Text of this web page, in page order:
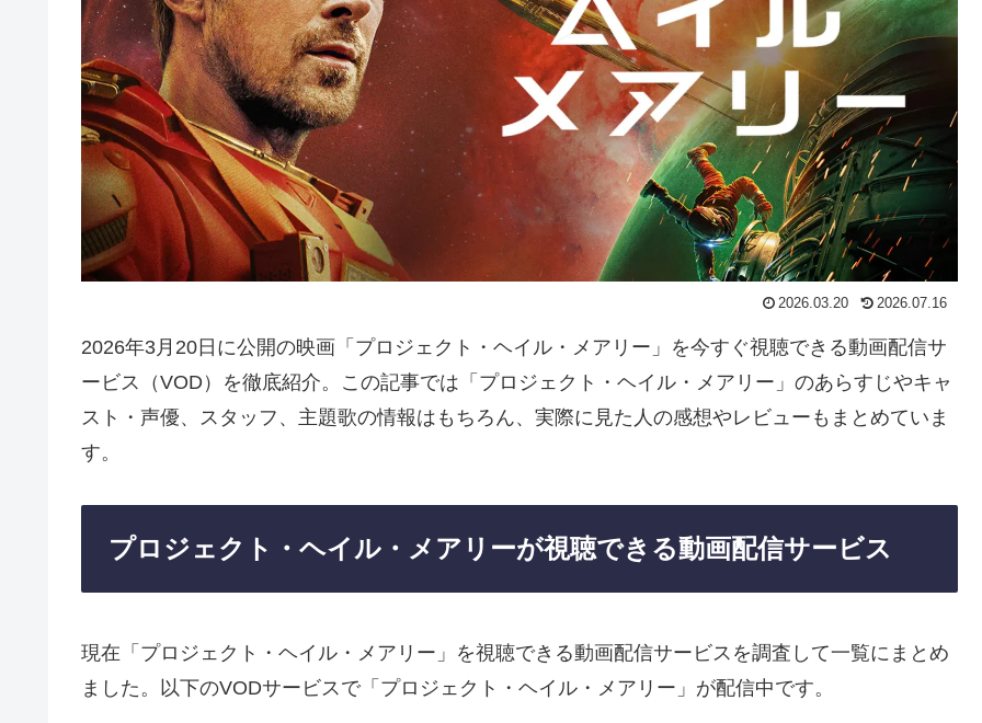
2026.03.20 2026.07.16
2026年3月20日に公開の映画「プロジェクト・ヘイル・メアリー」を今すぐ視聴できる動画配信サ
ービス（VOD）を徹底紹介。この記事では「プロジェクト・ヘイル・メアリー」のあらすじやキャ
スト・声優、スタッフ、主題歌の情報はもちろん、実際に見た人の感想やレビューもまとめていま
す。
プロジェクト・ヘイル・メアリーが視聴できる動画配信サービス
現在「プロジェクト・ヘイル・メアリー」を視聴できる動画配信サービスを調査して一覧にまとめ
ました。以下のVODサービスで「プロジェクト・ヘイル・メアリー」が配信中です。